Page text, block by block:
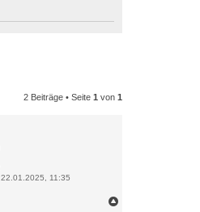
2 Beiträge • Seite 1 von 1
22.01.2025, 11:35